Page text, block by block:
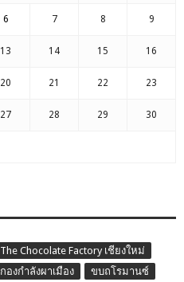
6 7 8 9
13 14 15 16
20 21 22 23
27 28 29 30
The Chocolate Factory เชียงใหม่
กองกำลังผาเมือง
ขบถโรมานซ์